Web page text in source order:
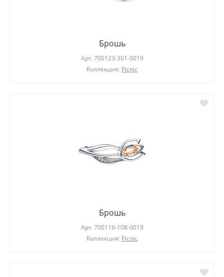
Брошь
Арт. 700123-301-0019
Коллекция: Picnic
Брошь
Арт. 700116-108-0019
Коллекция: Picnic